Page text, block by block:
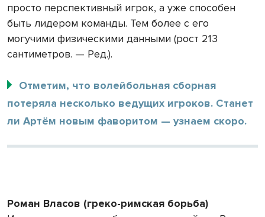
просто перспективный игрок, а уже способен
быть лидером команды. Тем более с его
могучими физическими данными (рост 213
сантиметров. — Ред.).
Отметим, что волейбольная сборная
потеряла несколько ведущих игроков. Станет
ли Артём новым фаворитом — узнаем скоро.
Роман Власов (греко-римская борьба)